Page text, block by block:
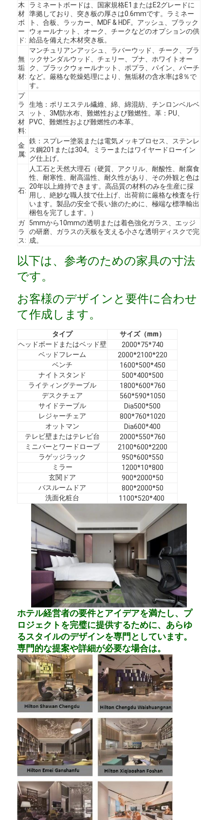
製品
ビデオ
VRショー
私たちについて
工場見学
品質管理
お問い合わせ
ニュース
事例
よくある質問
今雑談しなさい
ホテル家具
ヴィラ家具
アパートの家具
商用クラブ家具
ダイニングルームの家具
オフィス家具
据え付け家具
装飾された家具
木
材
ボ
ー
ド:
ラミネートボードは、国家規格E1またはE2グレードに
準拠しており、突き板の厚さは0.6mmです。ラミネー
ト、合板、ラッカー、MDF & HDF。アッシュ、ブラック
ウォールナット、オーク、チークなどのオプションの供
給品を備えた木材突き板。
無
垢
材:
マンチュリアンアッシュ、ラバーウッド、チーク、ブラ
ックサンダルウッド、チェリー、ブナ、ホワイトオー
ク、ブラックウォールナット、ポプラ、パイン、バーチ
など。厳格な乾燥処理により、無垢材の含水率は8％で
す。
プ
ラ
ス
材
料:
生地：ポリエステル繊維、綿、綿混紡、チンロンベルベ
ット、3M防水布、難燃性および難燃性。革：PU、
PVC、難燃性および難燃性の本革。
金
属:
鉄：スプレー塗装または電気メッキプロセス、ステンレ
ス鋼201または304。ミラーまたはワイヤードローイン
グ仕上げ。
石:
人工石と天然大理石（硬質、アクリル、耐酸性、耐腐食
性、耐寒性、耐高温性、耐久性があり、その外観と色は
20年以上維持できます。高品質の材料のみを生産に採
用し、絶妙な職人技で仕上げ、出荷前に厳格な検査を行
います。製品の安全で長い旅のために、極端な標準輸出
梱包を完了します。）
ガ
ラ
ス:
5mmから10mmの透明または着色強化ガラス、エッジ
の研磨、ガラスの天板を支える小さな透明ディスクで完
成。
以下は、参考のための家具の寸法
です。
お客様のデザインと要件に合わせ
て作成します。
タイプ
サイズ（mm）
ヘッドボードまたはベッド壁
2000*75*740
ベッドフレーム
2000*2100*220
ベンチ
1600*500*450
ナイトスタンド
500*400*500
ライティングテーブル
1800*600*760
デスクチェア
560*590*1050
サイドテーブル
Dia500*500
レジャーチェア
800*760*1020
オットマン
Dia600*400
テレビ壁またはテレビ台
2000*550*760
ミニバーとワードローブ
2100*600*2200
ラゲッジラック
950*600*550
ミラー
1200*10*800
玄関ドア
900*2000*50
バスルームドア
800*2000*50
洗面化粧台
1100*520*400
ホテル経営者の要件とアイデアを満たし、プ
ロジェクトを完璧に提供するために、あらゆ
るスタイルのデザインを専門としています。
専門的な提案や詳細が必要な場合は。